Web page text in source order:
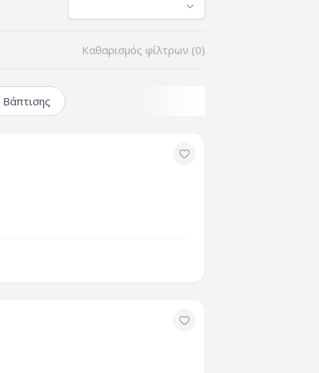
Καθαρισμός φίλτρων (0)